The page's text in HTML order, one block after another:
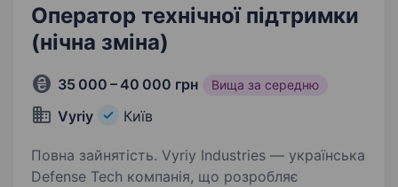
Оператор технічної підтримки
(нічна зміна)
35 000 – 40 000 грн Вища за середню
Vyriy Київ
Повна зайнятість. Vyriy Industries — українська
Defense Tech компанія, що розробляє